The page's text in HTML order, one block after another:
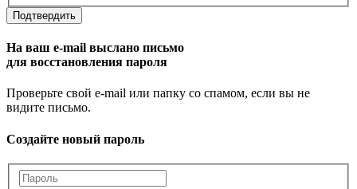
Подтвердить
На ваш e-mail выслано письмо
для восстановления пароля
Проверьте свой e-mail или папку со спамом, если вы не
видите письмо.
Создайте новый пароль